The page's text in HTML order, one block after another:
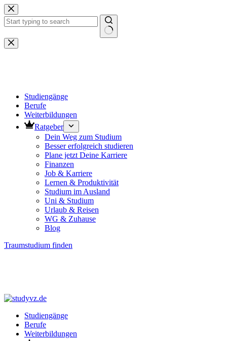
Zum
Inhalt
springen
Keine
Ergebnisse
Studiengänge
Berufe
Weiterbildungen
Ratgeber
Dein Weg zum Studium
Besser erfolgreich studieren
Plane jetzt Deine Karriere
Finanzen
Job & Karriere
Lernen & Produktivität
Studium im Ausland
Uni & Studium
Urlaub & Reisen
WG & Zuhause
Blog
Traumstudium finden
Studiengänge
Berufe
Weiterbildungen